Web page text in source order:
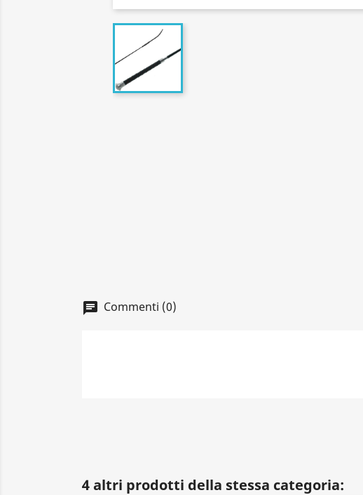
Commenti (0)
4 altri prodotti della stessa categoria: